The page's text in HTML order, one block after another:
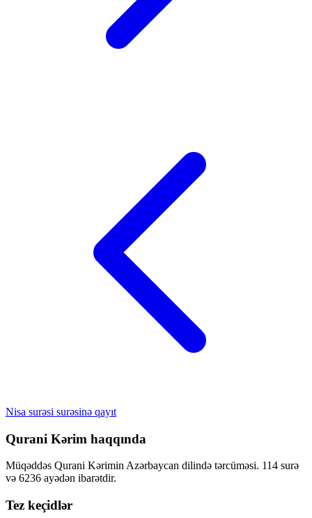
Nisa surəsi surəsinə qayıt
Qurani Kərim haqqında
Müqəddəs Qurani Kərimin Azərbaycan dilində tərcüməsi. 114 surə
və 6236 ayədən ibarətdir.
Tez keçidlər